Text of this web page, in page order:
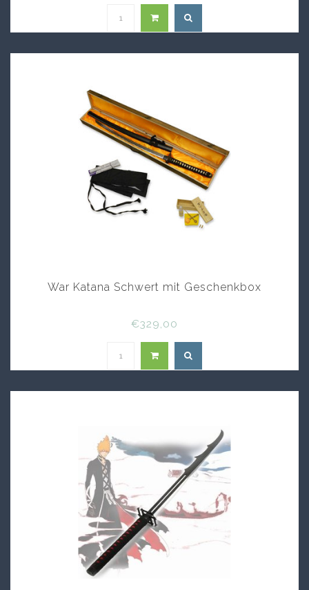
War Katana Schwert mit Geschenkbox
€329,00